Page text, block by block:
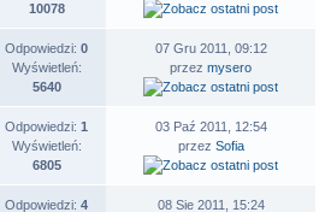
10078
Odpowiedzi: 0
Wyświetleń:
5640
07 Gru 2011, 09:12
przez mysero
Odpowiedzi: 1
Wyświetleń:
6805
03 Paź 2011, 12:54
przez Sofia
Odpowiedzi: 4
08 Sie 2011, 15:24